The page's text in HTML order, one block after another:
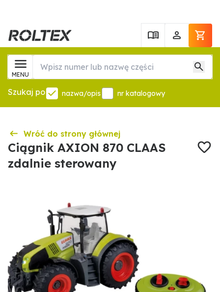
MENU
Szukaj po nazwa/opis nr katalogowy
Wróć do strony głównej
Ciągnik AXION 870 CLAAS
zdalnie sterowany